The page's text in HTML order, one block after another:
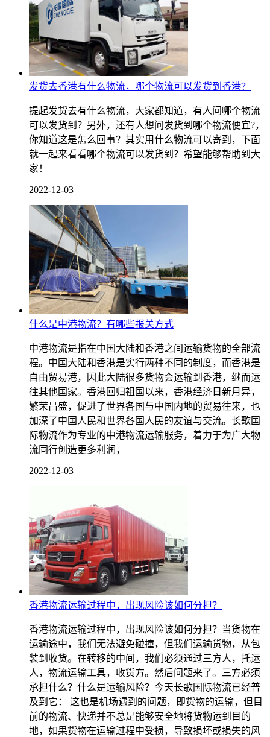
发货去香港有什么物流，哪个物流可以发货到香港？
提起发货去有什么物流，大家都知道，有人问哪个物流
可以发货到？另外，还有人想问发货到哪个物流便宜?，
你知道这是怎么回事？其实用什么物流可以寄到，下面
就一起来看看哪个物流可以发货到？希望能够帮助到大
家！
2022-12-03
什么是中港物流？有哪些报关方式
中港物流是指在中国大陆和香港之间运输货物的全部流
程。中国大陆和香港是实行两种不同的制度，而香港是
自由贸易港，因此大陆很多货物会运输到香港，继而运
往其他国家。香港回归祖国以来，香港经济日新月异，
繁荣昌盛，促进了世界各国与中国内地的贸易往来，也
加深了中国人民和世界各国人民的友谊与交流。长歌国
际物流作为专业的中港物流运输服务，着力于为广大物
流同行创造更多利润，
2022-12-03
香港物流运输过程中，出现风险该如何分担？
香港物流运输过程中，出现风险该如何分担？当货物在
运输途中，我们无法避免碰撞，但我们运输货物，从包
装到收货。在转移的中间，我们必须通过三方人，托运
人，物流运输工具，收货方。然后问题来了。三方必须
承担什么？什么是运输风险？今天长歌国际物流已经普
及到它： 这也是机场遇到的问题，即货物的运输，但目
前的物流、快递并不总是能够安全地将货物运到目的
地，如果货物在运输过程中受损，导致损坏或损失的风